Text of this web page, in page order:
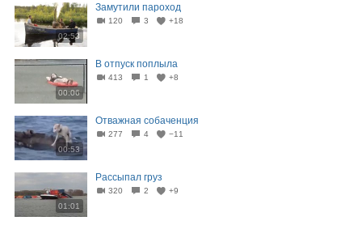
02:53
Замутили пароход
120 3 +18
00:06
В отпуск поплыла
413 1 +8
00:53
Отважная собаченция
277 4 −11
01:01
Рассыпал груз
320 2 +9